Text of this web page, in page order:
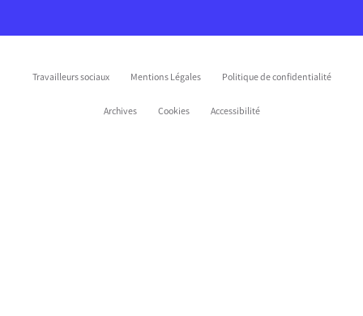
Travailleurs sociaux Mentions Légales Politique de confidentialité
Archives Cookies Accessibilité